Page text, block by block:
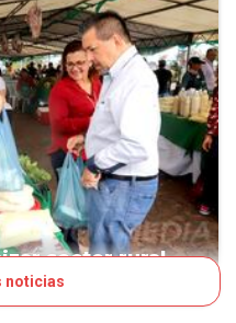
sector rural
noticias